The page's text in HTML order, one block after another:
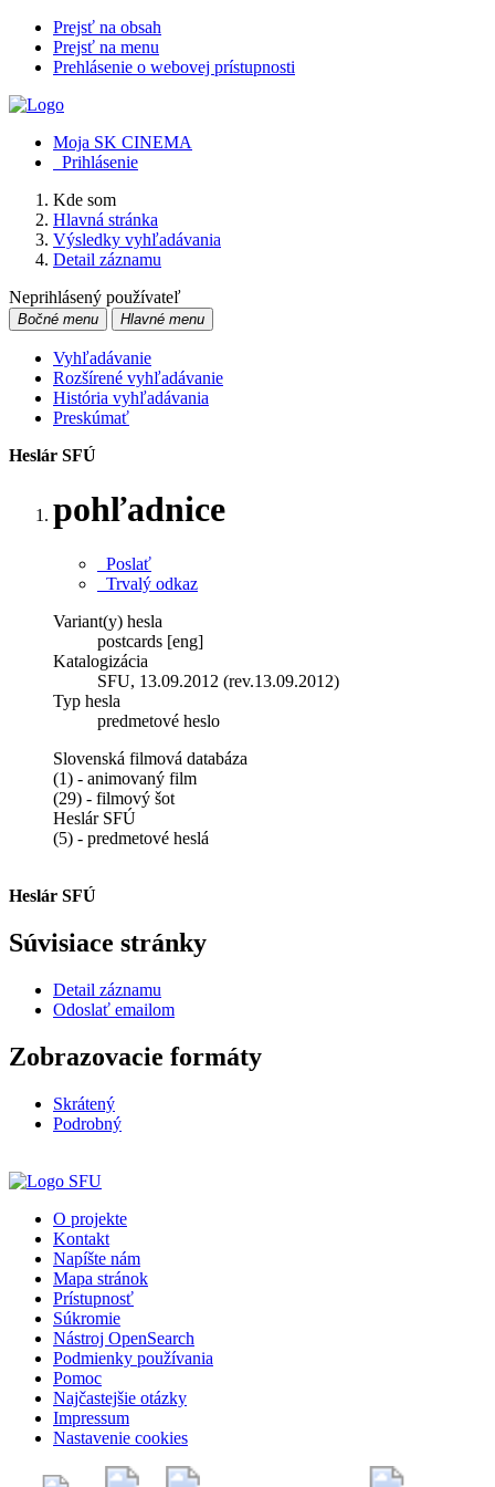
Prejsť na obsah
Prejsť na menu
Prehlásenie o webovej prístupnosti
Moja SK CINEMA
Prihlásenie
Kde som
Hlavná stránka
Výsledky vyhľadávania
Detail záznamu
Neprihlásený používateľ
Bočné menu Hlavné menu
Vyhľadávanie
Rozšírené vyhľadávanie
História vyhľadávania
Preskúmať
Heslár SFÚ
pohľadnice
Poslať
Trvalý odkaz
Variant(y) hesla
postcards [eng]
Katalogizácia
SFU, 13.09.2012 (rev.13.09.2012)
Typ hesla
predmetové heslo
Slovenská filmová databáza
(1) - animovaný film
(29) - filmový šot
Heslár SFÚ
(5) - predmetové heslá
Heslár SFÚ
Súvisiace stránky
Detail záznamu
Odoslať emailom
Zobrazovacie formáty
Skrátený
Podrobný
O projekte
Kontakt
Napíšte nám
Mapa stránok
Prístupnosť
Súkromie
Nástroj OpenSearch
Podmienky používania
Pomoc
Najčastejšie otázky
Impressum
Nastavenie cookies